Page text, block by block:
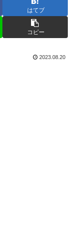
はてブ
コピー
2023.08.20